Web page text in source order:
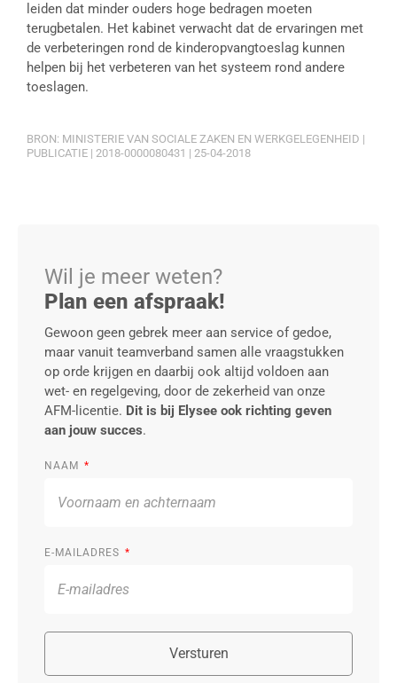
leiden dat minder ouders hoge bedragen moeten
terugbetalen. Het kabinet verwacht dat de ervaringen met
de verbeteringen rond de kinderopvangtoeslag kunnen
helpen bij het verbeteren van het systeem rond andere
toeslagen.
BRON: MINISTERIE VAN SOCIALE ZAKEN EN WERKGELEGENHEID |
PUBLICATIE | 2018-0000080431 | 25-04-2018
Wil je meer weten?
Plan een afspraak!
Gewoon geen gebrek meer aan service of gedoe,
maar vanuit teamverband samen alle vraagstukken
op orde krijgen en daarbij ook altijd voldoen aan
wet- en regelgeving, door de zekerheid van onze
AFM-licentie. Dit is bij Elysee ook richting geven
aan jouw succes.
NAAM
E-MAILADRES
Versturen